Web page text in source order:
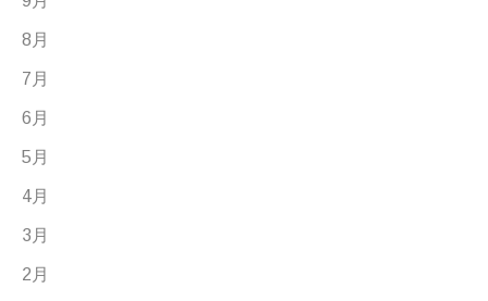
8月
7月
6月
5月
4月
3月
2月